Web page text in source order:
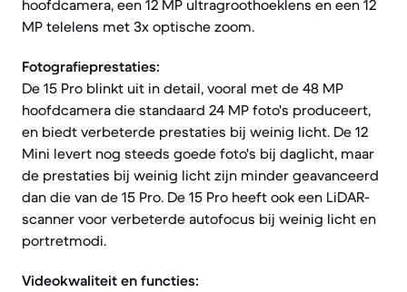
hoofdcamera, een 12 MP ultragroothoeklens en een 12
MP telelens met 3x optische zoom.
Fotografieprestaties:
De 15 Pro blinkt uit in detail, vooral met de 48 MP
hoofdcamera die standaard 24 MP foto's produceert,
en biedt verbeterde prestaties bij weinig licht. De 12
Mini levert nog steeds goede foto's bij daglicht, maar
de prestaties bij weinig licht zijn minder geavanceerd
dan die van de 15 Pro. De 15 Pro heeft ook een LiDAR-
scanner voor verbeterde autofocus bij weinig licht en
portretmodi.
Videokwaliteit en functies: